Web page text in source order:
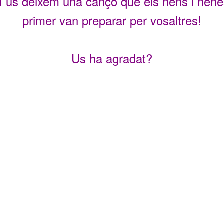
primer van preparar per vosaltres!
Us ha agradat?